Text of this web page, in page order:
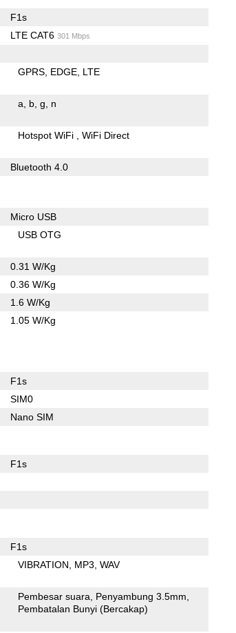
F1s
LTE CAT6 301 Mbps
GPRS EDGE LTE
a b g n
Hotspot WiFi WiFi Direct
Bluetooth 4.0
Micro USB
USB OTG
0.31 W/Kg
0.36 W/Kg
1.6 W/Kg
1.05 W/Kg
F1s
SIM0
Nano SIM
F1s
F1s
VIBRATION MP3 WAV
Pembesar suara
Penyambung 3.5mm
Pembatalan Bunyi (Bercakap)